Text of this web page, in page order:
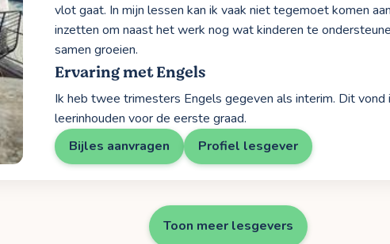
vlot gaat. In mijn lessen kan ik vaak niet tegemoet komen
inzetten om naast het werk nog wat kinderen te
samen groeien.
Ervaring met Engels
Ik heb twee trimesters Engels gegeven als interim. Dit
leerinhouden voor de eerste graad.
Bijles aanvragen
Profiel lesgever
Toon meer lesgevers